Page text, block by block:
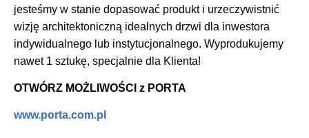
jesteśmy w stanie dopasować produkt i urzeczywistnić
wizję architektoniczną idealnych drzwi dla inwestora
indywidualnego lub instytucjonalnego. Wyprodukujemy
nawet 1 sztukę, specjalnie dla Klienta!
OTWÓRZ MOŻLIWOŚCI z PORTA
www.porta.com.pl